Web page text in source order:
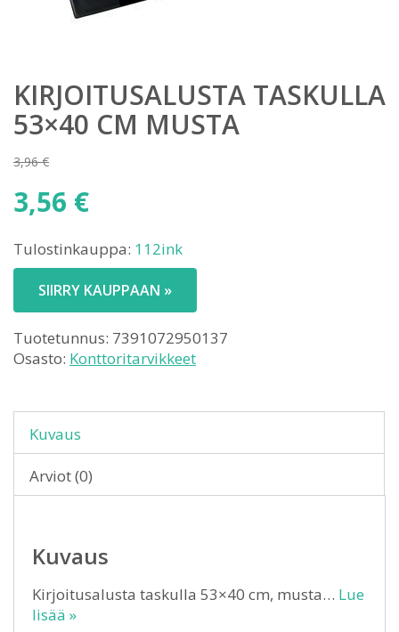
KIRJOITUSALUSTA TASKULLA
53×40 CM MUSTA
3,96€
Alkuperäinen
hinta
3,96 €.
3,56 €
hinta
on:
3,56 €.
Tulostinkauppa: 112ink
SIIRRY KAUPPAAN »
Tuotetunnus: 7391072950137
Osasto: Konttoritarvikkeet
Kuvaus
Arviot (0)
Kuvaus
Kirjoitusalusta taskulla 53×40 cm, musta… Lue
lisää »